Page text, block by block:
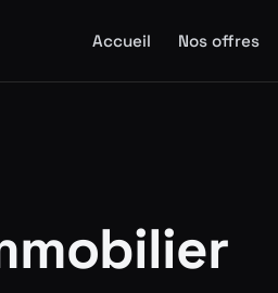
Accueil Nos offres